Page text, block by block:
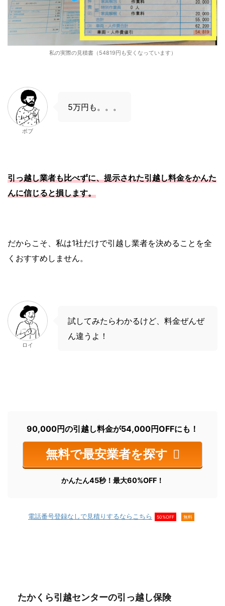
私の実際の見積書（54819円も安くなっています）
ボブ
5万円も。。。
引っ越し業者も比べずに、提示された引越し料金をかんた
んに信じると損します。
だからこそ、私は1社だけで引越し業者を決めることを全
くおすすめしません。
ロイ
試してみたらわかるけど、料金ぜんぜ
ん違うよ！
90,000円の引越し料金が54,000円OFFにも！
無料で最安業者を探す
かんたん45秒！最大60%OFF！
電話番号登録なしで見積りするならこちら 50%OFF 無料
たかくら引越センターの引っ越し保険